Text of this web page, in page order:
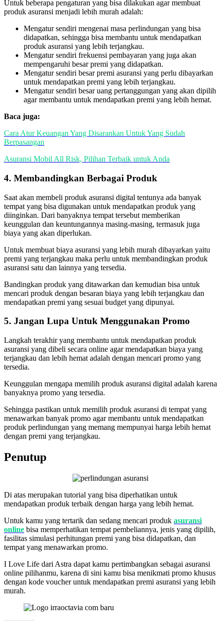
Untuk beberapa pengaturan yang bisa dilakukan agar membuat
produk asuransi menjadi lebih murah adalah:
Mengatur sendiri mengenai masa perlindungan yang bisa
didapatkan, sehingga bisa membantu untuk mendapatkan
produk asuransi yang lebih terjangkau.
Mengatur sendiri frekuensi pembayaran yang juga akan
mempengaruhi besar premi yang didapatkan.
Mengatur sendiri besar premi asuransi yang perlu dibayarkan
untuk mendapatkan premi yang lebih terjangkau.
Mengatur sendiri besar uang pertanggungan yang akan dipilih
agar membantu untuk mendapatkan premi yang lebih hemat.
Baca juga:
Cara Atur Keuangan Yang Disarankan Untuk Yang Sudah
Berpasangan
Asuransi Mobil All Risk, Pilihan Terbaik untuk Anda
4. Membandingkan Berbagai Produk
Saat akan membeli produk asuransi digital tentunya ada banyak
tempat yang bisa digunakan untuk mendapatkan produk yang
diinginkan. Dari banyaknya tempat tersebut memberikan
keunggulan dan keuntungannya masing-masing, termasuk juga
biaya yang akan diperlukan.
Untuk membuat biaya asuransi yang lebih murah dibayarkan yaitu
premi yang terjangkau maka perlu untuk membandingkan produk
asuransi satu dan lainnya yang tersedia.
Bandingkan produk yang ditawarkan dan kemudian bisa untuk
mencari produk dengan besaran biaya yang lebih terjangkau dan
mendapatkan premi yang sesuai budget yang dipunyai.
5. Jangan Lupa Untuk Menggunakan Promo
Langkah terakhir yang membantu untuk mendapatkan produk
asuransi yang dibeli secara online agar mendapatkan biaya yang
terjangkau dan lebih hemat adalah dengan mencari promo yang
tersedia.
Keunggulan mengapa memilih produk asuransi digital adalah karena
banyaknya promo yang tersedia.
Sehingga pastikan untuk memilih produk asuransi di tempat yang
menawarkan banyak promo agar membantu untuk mendapatkan
produk perlindungan yang memang mempunyai harga lebih hemat
dengan premi yang terjangkau.
Penutup
Di atas merupakan tutorial yang bisa diperhatikan untuk
mendapatkan produk terbaik dengan harga yang lebih hemat.
Untuk kamu yang tertarik dan sedang mencari produk asuransi
online bisa memperhatikan tempat pembeliannya, jenis yang dipilih,
fasilitas simulasi perhitungan premi yang bisa didapatkan, dan
tempat yang menawarkan promo.
I Love Life dari Astra dapat kamu pertimbangkan sebagai asuransi
online pilihanmu, karena di sini kamu bisa menikmati promo khusus
dengan kode voucher untuk mendapatkan premi asuransi yang lebih
murah.